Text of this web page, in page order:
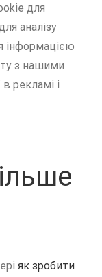
для
аналізу
інформацією
з нашими
в рекламі і
як зробити